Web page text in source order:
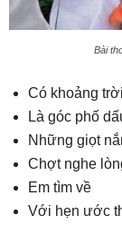
Bài
Có khoảng
Là góc phố
Những giọt
Chợt nghe
Em tìm về
Với hẹn ước